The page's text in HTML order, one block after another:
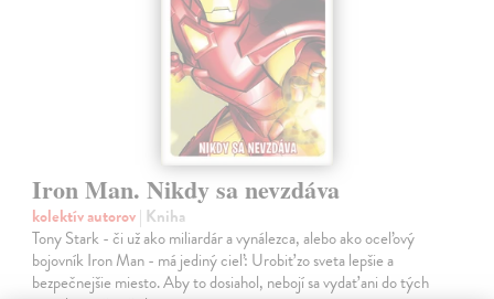
Iron Man. Nikdy sa nevzdáva
kolektív autorov| Kniha
Tony Stark - či už ako miliardár a vynálezca, alebo ako oceľový
bojovník Iron Man - má jediný cieľ: Urobiť zo sveta lepšie a
bezpečnejšie miesto. Aby to dosiahol, nebojí sa vydať ani do tých